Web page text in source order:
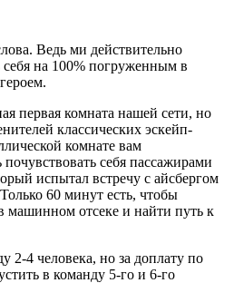
Ведь ми действительно
себя на 100% погруженным в
первая комната нашей сети, но
классических эскейп-
комнате вам
себя пассажирами
испытал встречу с айсбергом
60 минут есть, чтобы
машинном отсеке и найти путь к
2-4 человека, но за доплату по
в команду 5-го и 6-го